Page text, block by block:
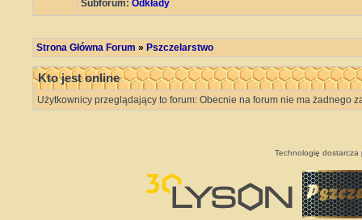
Subforum: Odkłady
Strona Główna Forum » Pszczelarstwo
Kto jest online
Użytkownicy przeglądający to forum: Obecnie na forum nie ma żadnego
Technologię dostarcza